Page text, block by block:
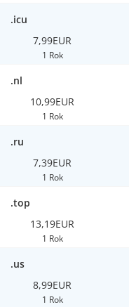
.icu
7,99EUR
1 Rok
.nl
10,99EUR
1 Rok
.ru
7,39EUR
1 Rok
.top
13,19EUR
1 Rok
.us
8,99EUR
1 Rok